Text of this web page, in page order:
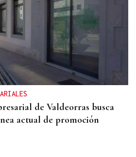
de Valdeorras busca
actual de promoción